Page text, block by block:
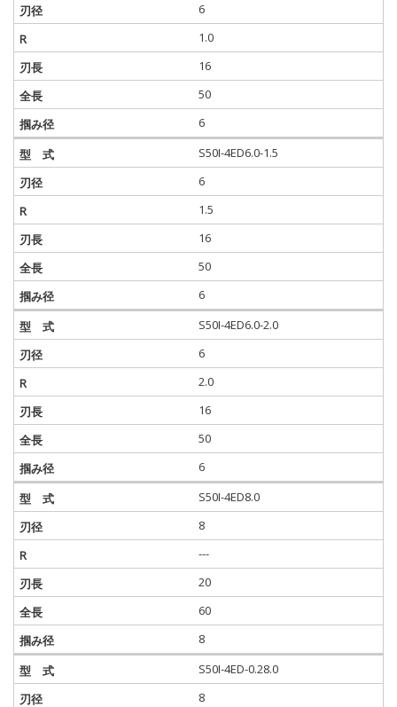
6
1.0
16
50
6
S50I-4ED6.0-1.5
6
1.5
16
50
6
S50I-4ED6.0-2.0
6
2.0
16
50
6
S50I-4ED8.0
8
---
20
60
8
S50I-4ED-0.28.0
8